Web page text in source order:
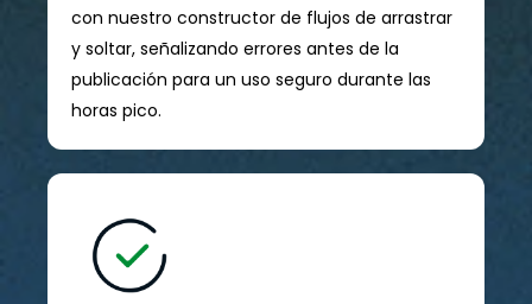
con nuestro constructor de flujos de arrastrar
y soltar, señalizando errores antes de la
publicación para un uso seguro durante las
horas pico.